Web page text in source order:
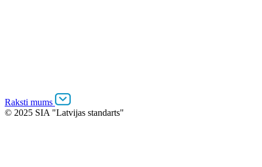
Raksti mums
© 2025 SIA "Latvijas standarts"